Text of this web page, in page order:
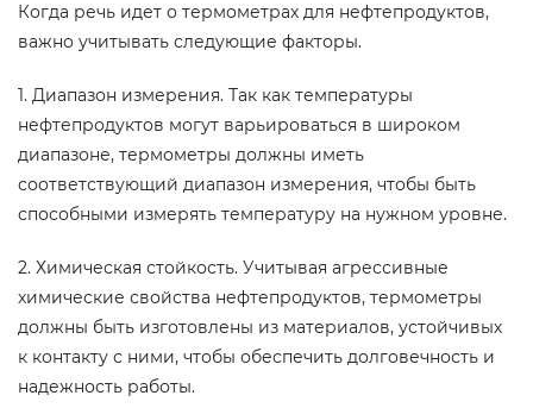
Когда речь идет о термометрах для нефтепродуктов,
важно учитывать следующие факторы.
1. Диапазон измерения. Так как температуры
нефтепродуктов могут варьироваться в широком
диапазоне, термометры должны иметь
соответствующий диапазон измерения, чтобы быть
способными измерять температуру на нужном уровне.
2. Химическая стойкость. Учитывая агрессивные
химические свойства нефтепродуктов, термометры
должны быть изготовлены из материалов, устойчивых
к контакту с ними, чтобы обеспечить долговечность и
надежность работы.